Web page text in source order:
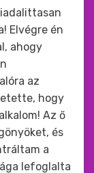
Elvégre én
ahogy
az
hogy
Az ő
és
a
lefoglalta